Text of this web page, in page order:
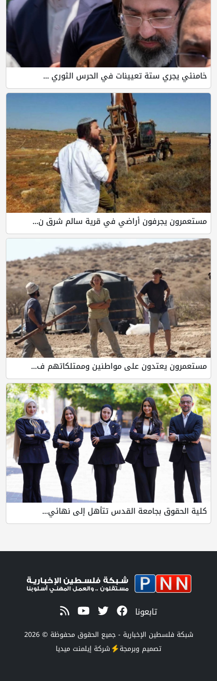
خامنئي يجري ستة تعيينات في الحرس الثوري ...
مستعمرون يجرفون أراضي في قرية سالم شرق ن...
مستعمرون يعتدون على مواطنين وممتلكاتهم ف...
كلية الحقوق بجامعة القدس تتأهل إلى نهائي...
تابعونا
شبكة فلسطين الإخبارية - جميع الحقوق محفوظة © 2026
تصميم وبرمجة شركة إيلمنت ميديا